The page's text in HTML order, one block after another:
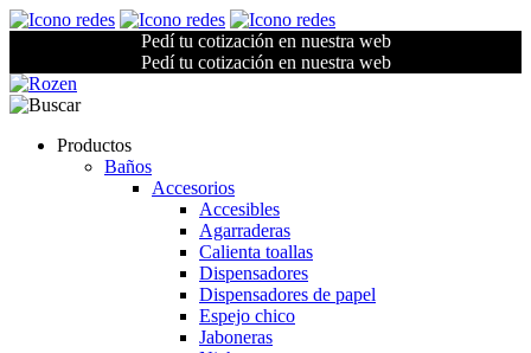
Pedí tu cotización en nuestra web
Pedí tu cotización en nuestra web
Productos
Baños
Accesorios
Accesibles
Agarraderas
Calienta toallas
Dispensadores
Dispensadores de papel
Espejo chico
Jaboneras